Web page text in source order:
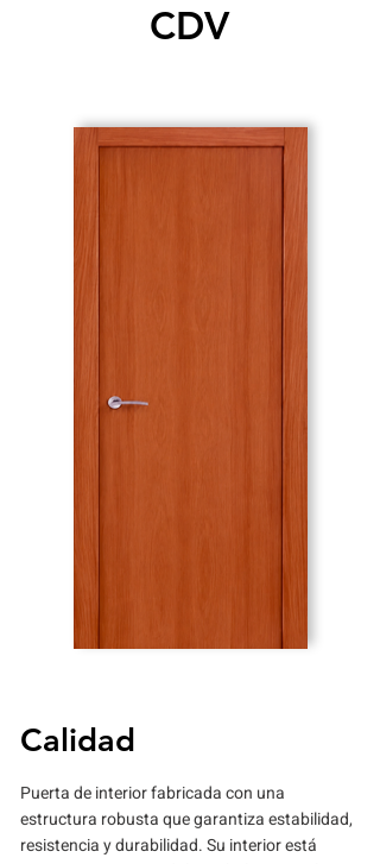
CDV
Calidad
Puerta de interior fabricada con una
estructura robusta que garantiza estabilidad,
resistencia y durabilidad. Su interior está